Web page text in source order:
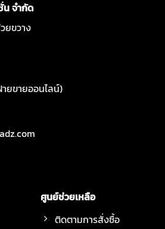
น จำกัด
ยขวาง
ายขายออนไลน์)
ศูนย์ช่วยเหลือ
ติดตามการสั่งซื้อ